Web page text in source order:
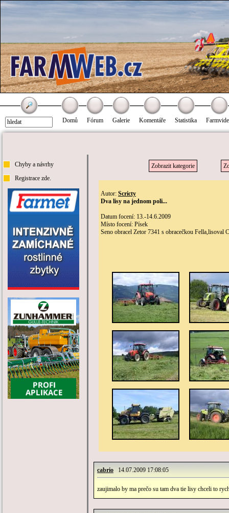
Domů Fórum Galerie Komentáře Statistika
Chyby a návrhy
Registrace zde.
Zobrazit kategorie
Autor: Scricty
Dva lisy na jednom poli...
Datum focení: 13.-14.6.2009
Místo focení: Písek
Seno obracel Zetor 7341 s obracečkou Fella,lisoval
cabrio 14.07.2009 17:08:05
zaujimalo by ma prečo su tam dva tie lisy chceli to